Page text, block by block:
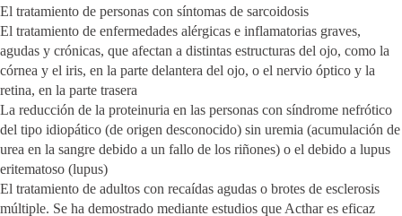
El tratamiento de personas con síntomas de sarcoidosis
El tratamiento de enfermedades alérgicas e inflamatorias graves,
agudas y crónicas, que afectan a distintas estructuras del ojo, como la
córnea y el iris, en la parte delantera del ojo, o el nervio óptico y la
retina, en la parte trasera
La reducción de la proteinuria en las personas con síndrome nefrótico
del tipo idiopático (de origen desconocido) sin uremia (acumulación de
urea en la sangre debido a un fallo de los riñones) o el debido a lupus
eritematoso (lupus)
El tratamiento de adultos con recaídas agudas o brotes de esclerosis
múltiple. Se ha demostrado mediante estudios que Acthar es eficaz